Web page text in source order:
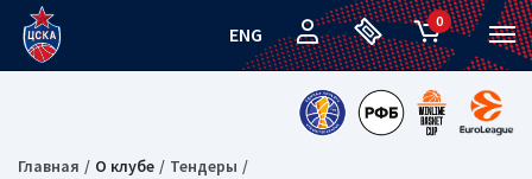
ENG
0
Главная О клубе
Тендеры